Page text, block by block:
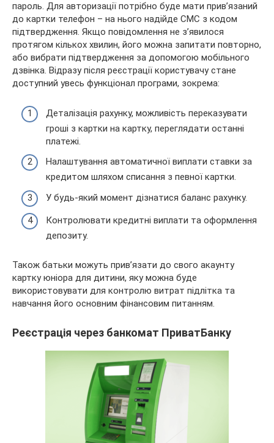
пароль. Для авторизації потрібно буде мати прив’язаний
до картки телефон – на нього надійде СМС з кодом
підтвердження. Якщо повідомлення не з’явилося
протягом кількох хвилин, його можна запитати повторно,
або вибрати підтвердження за допомогою мобільного
дзвінка. Відразу після реєстрації користувачу стане
доступний увесь функціонал програми, зокрема:
Деталізація рахунку, можливість переказувати
гроші з картки на картку, переглядати останні
платежі.
Налаштування автоматичної виплати ставки за
кредитом шляхом списання з певної картки.
У будь-який момент дізнатися баланс рахунку.
Контролювати кредитні виплати та оформлення
депозиту.
Також батьки можуть прив’язати до свого акаунту
картку юніора для дитини, яку можна буде
використовувати для контролю витрат підлітка та
навчання його основним фінансовим питанням.
Реєстрація через банкомат ПриватБанку